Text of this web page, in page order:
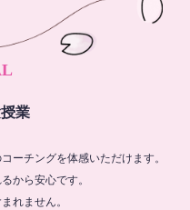
業
ーチングを体感いただけます。
から安心です。
れません。